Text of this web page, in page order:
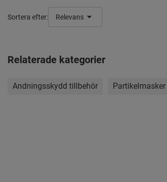
Sortera efter: Relevans
Relaterade kategorier
Andningsskydd tillbehör Partikelmasker